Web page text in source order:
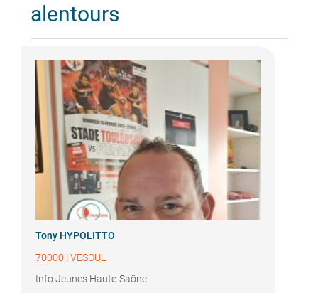
alentours
Tony HYPOLITTO
70000 | VESOUL
Info Jeunes Haute-Saône